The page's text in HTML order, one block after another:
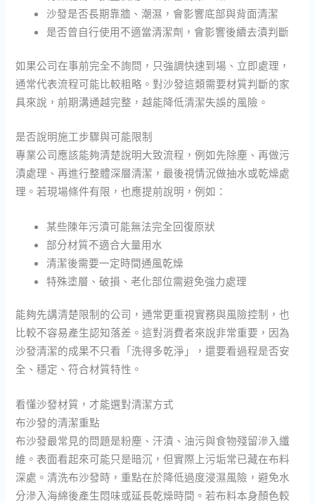
沙發是否長期靠牆、潮濕，會影響底部與背面清潔
是否曾自行使用不適當清潔劑，會影響後續去漬判斷
如果公司在事前完全不詢問，只強調快速到場、立即處理，
通常代表流程可能比較粗略。對沙發這類需要材質判斷的家
具來說，前期溝通越完整，越能降低清潔失誤的風險。
是否說明施工步驟與可能限制
專業公司應該能夠清楚說明大致流程，例如先除塵、再做污
漬處理、再進行整體深層清潔，最後視情況做抽水或乾燥處
理。若現場條件有限，也應提前說明，例如：
某些陳年污漬可能無法完全回復原狀
部分材質不適合大量用水
清潔後需要一定時間通風乾燥
特殊塗層、破損、老化部位需避免強力處理
能夠先講清楚限制的公司，通常更重視實務與風險控制，也
比較不容易產生認知落差。這對消費者來說非常重要，因為
沙發清潔的成果不只看「洗得多乾淨」，還要看過程是否安
全、穩定、符合材質特性。
看懂沙發材質，才能選對清潔方式
布沙發的清潔重點
布沙發最常見的問題是粉塵、汗漬、油污與食物殘留滲入纖
維。表面看起來可能只是暗沉，但實際上污垢常已藏在布料
深處。清洗布沙發時，重點在於降低過度浸濕風險，避免水
分滲入海綿後產生悶味或延長乾燥時間。若布料本身顏色較